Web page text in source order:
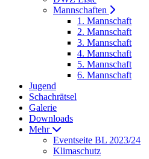
Mannschaften
1. Mannschaft
2. Mannschaft
3. Mannschaft
4. Mannschaft
5. Mannschaft
6. Mannschaft
Jugend
Schachrätsel
Galerie
Downloads
Mehr
Eventseite BL 2023/24
Klimaschutz